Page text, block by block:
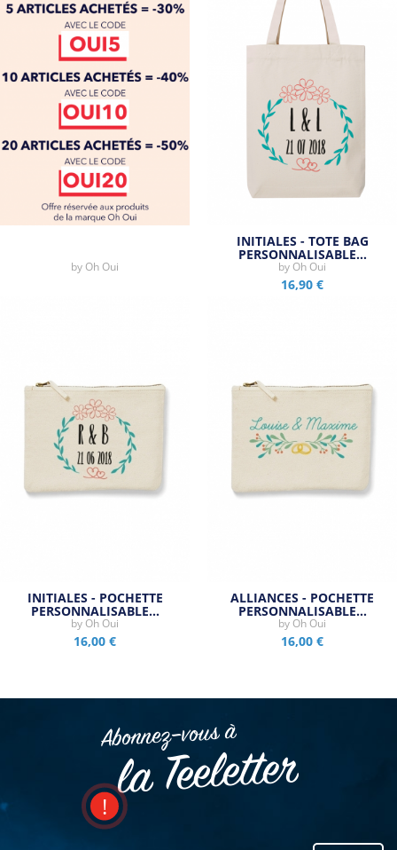
by Oh Oui
INITIALES - TOTE BAG
PERSONNALISABLE…
by Oh Oui
16,90 €
INITIALES - POCHETTE
PERSONNALISABLE…
by Oh Oui
16,00 €
ALLIANCES - POCHETTE
PERSONNALISABLE…
by Oh Oui
16,00 €
Abonnez–vous à
la Teeletter